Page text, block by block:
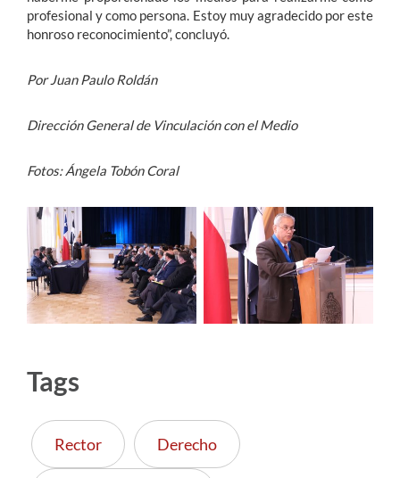
profesional y como persona. Estoy muy agradecido por este
honroso reconocimiento”, concluyó.
Por Juan Paulo Roldán
Dirección General de Vinculación con el Medio
Fotos: Ángela Tobón Coral
Tags
Rector Derecho